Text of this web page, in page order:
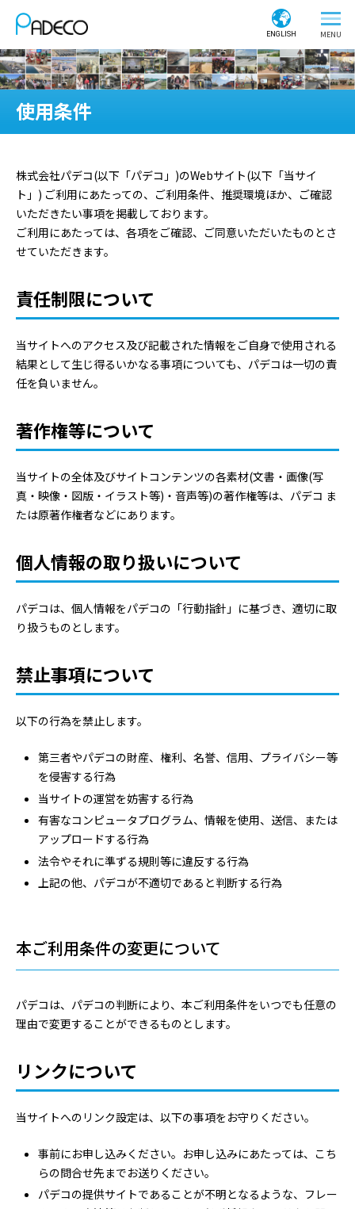
ENGLISH
使用条件
株式会社パデコ(以下「パデコ」)のWebサイト(以下「当サイ
ト」) ご利用にあたっての、ご利用条件、推奨環境ほか、ご確認
いただきたい事項を掲載しております。
ご利用にあたっては、各項をご確認、ご同意いただいたものとさ
せていただきます。
責任制限について
当サイトへのアクセス及び記載された情報をご自身で使用される
結果として生じ得るいかなる事項についても、パデコは一切の責
任を負いません。
著作権等について
当サイトの全体及びサイトコンテンツの各素材(文書・画像(写
真・映像・図版・イラスト等)・音声等)の著作権等は、パデコ ま
たは原著作権者などにあります。
個人情報の取り扱いについて
パデコは、個人情報をパデコの「行動指針」に基づき、適切に取
り扱うものとします。
禁止事項について
以下の行為を禁止します。
第三者やパデコの財産、権利、名誉、信用、プライバシー等
を侵害する行為
当サイトの運営を妨害する行為
有害なコンピュータプログラム、情報を使用、送信、または
アップロードする行為
法令やそれに準ずる規則等に違反する行為
上記の他、パデコが不適切であると判断する行為
本ご利用条件の変更について
パデコは、パデコの判断により、本ご利用条件をいつでも任意の
理由で変更することができるものとします。
リンクについて
当サイトへのリンク設定は、以下の事項をお守りください。
事前にお申し込みください。お申し込みにあたっては、こち
らの問合せ先までお送りください。
パデコの提供サイトであることが不明となるような、フレー